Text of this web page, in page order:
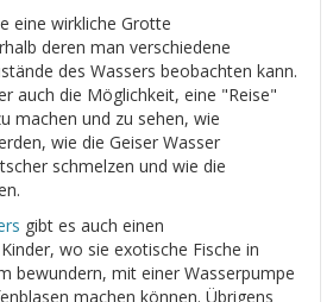
eine wirkliche Grotte
deren man verschiedene
des Wassers beobachten kann.
auch die Möglichkeit, eine "Reise"
machen und zu sehen, wie
wie die Geiser Wasser
schmelzen und wie die
gibt es auch einen
wo sie exotische Fische in
bewundern, mit einer Wasserpumpe
machen können. Übrigens